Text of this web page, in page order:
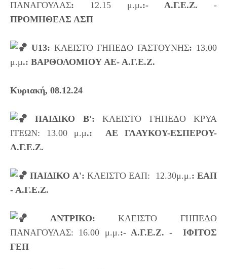
ΠΑΝΑΓΟΥΛΑΣ: 12.15 μ.μ.:- Α.Γ.Ε.Ζ.
ΠΡΟΜΗΘΕΑΣ ΑΣΠ
U13: ΚΛΕΙΣΤΟ ΓΗΠΕΔΟ ΓΑΣΤΟΥΝΗΣ: 13.00
μ.μ.: ΒΑΡΘΟΛΟΜΙΟΥ ΑΕ- Α.Γ.Ε.Ζ.
Κυριακή, 08.12.24
ΠΑΙΔΙΚΟ Β': ΚΛΕΙΣΤΟ ΓΗΠΕΔΟ ΚΡΥΑ
ΙΤΕΩΝ: 13.00 μ.μ.:  ΑΕ ΓΛΑΥΚΟΥ-ΕΣΠΕΡΟΥ-
Α.Γ.Ε.Ζ.
ΠΑΙΔΙΚΟ Α': ΚΛΕΙΣΤΟ ΕΑΠ:  12.30μ.μ.: ΕΑΠ
- Α.Γ.Ε.Ζ.
ΑΝΤΡΙΚΟ: ΚΛΕΙΣΤΟ ΓΗΠΕΔΟ
ΠΑΝΑΓΟΥΛΑΣ: 16.00 μ.μ.:- Α.Γ.Ε.Ζ. -  ΙΦΙΤΟΣ
ΓΕΠ